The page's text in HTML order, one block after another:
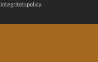
integritetspolicy.